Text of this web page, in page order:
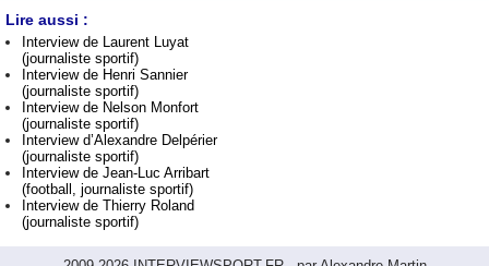
Lire aussi :
Interview de Laurent Luyat
(journaliste sportif)
Interview de Henri Sannier
(journaliste sportif)
Interview de Nelson Monfort
(journaliste sportif)
Interview d’Alexandre Delpérier
(journaliste sportif)
Interview de Jean-Luc Arribart
(football, journaliste sportif)
Interview de Thierry Roland
(journaliste sportif)